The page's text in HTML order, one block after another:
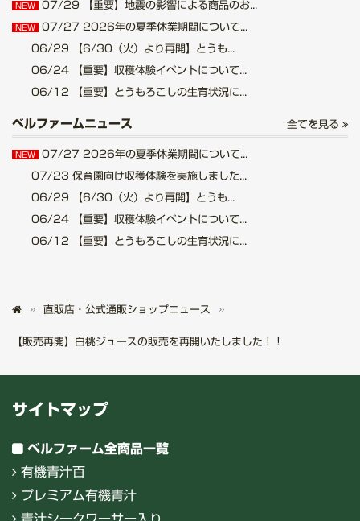
NEW 07/29 【重要】地震の影響による商品のお...
NEW 07/27 2026年の夏季休業期間について...
06/29 【6/30（火）より再開】とうも...
06/24 【重要】収穫体験イベントについて...
06/12 【重要】とうもろこしの生育状況に...
ベルファームニュース 全てを見る
NEW 07/27 2026年の夏季休業期間について...
07/23 保育園向け収穫体験を実施しました...
06/29 【6/30（火）より再開】とうも...
06/24 【重要】収穫体験イベントについて...
06/12 【重要】とうもろこしの生育状況に...
直販店・公式通販ショップニュース
【販売再開】白桃ジュースの販売を再開いたしました！！
サイトマップ
ベルファーム全商品一覧
有機青汁百
プレミアム有機青汁